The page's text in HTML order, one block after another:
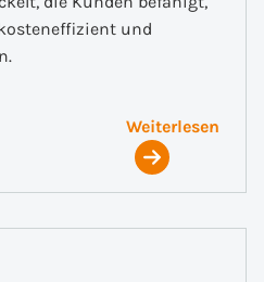
und
Weiterlesen